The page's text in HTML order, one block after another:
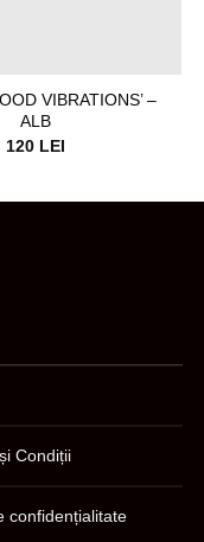
VIBRATIONS’ –
ALB
120 LEI
Condiții
confidențialitate